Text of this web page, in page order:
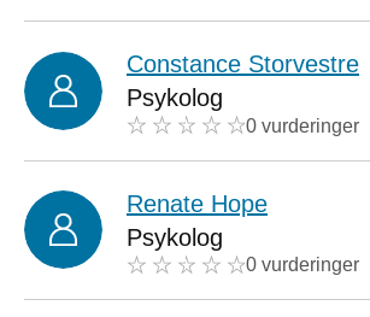
Constance Storvestre
Psykolog
0 vurderinger
Renate Hope
Psykolog
0 vurderinger